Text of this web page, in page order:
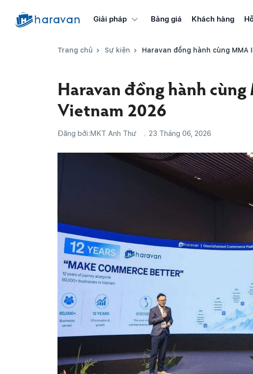
Giải pháp Bảng giá Khách hàng
Trang chủ Sự kiện Haravan đồng hành cùng MMA
Haravan đồng hành
Vietnam 2026
Đăng bởi:MKT Anh Thư 23 Tháng 06, 2026